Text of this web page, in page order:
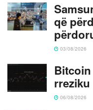
që
03/08/2026
06/08/2026